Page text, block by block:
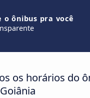
o ônibus pra você
os horários do